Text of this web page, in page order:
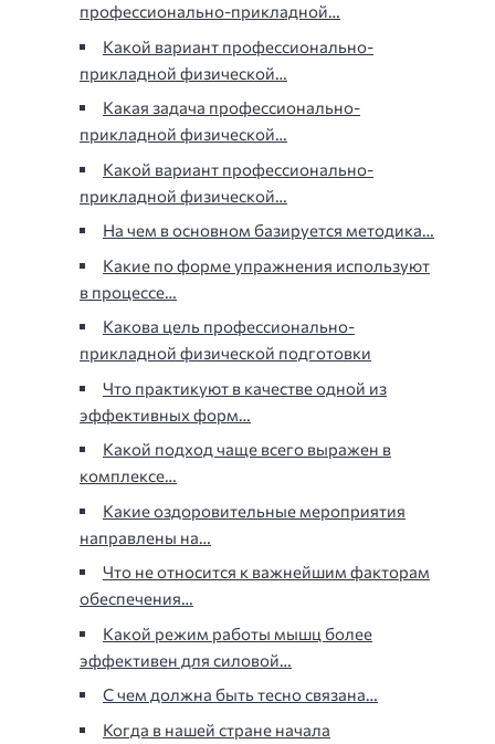
профессионально-прикладной…
Какой вариант профессионально-
прикладной физической…
Какая задача профессионально-
прикладной физической…
Какой вариант профессионально-
прикладной физической…
На чем в основном базируется методика…
Какие по форме упражнения используют
в процессе…
Какова цель профессионально-
прикладной физической подготовки
Что практикуют в качестве одной из
эффективных форм…
Какой подход чаще всего выражен в
комплексе…
Какие оздоровительные мероприятия
направлены на…
Что не относится к важнейшим факторам
обеспечения…
Какой режим работы мышц более
эффективен для силовой…
С чем должна быть тесно связана…
Когда в нашей стране начала